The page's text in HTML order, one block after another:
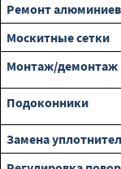
Ремонт
Москитные сетки
Монтаж/демонтаж
Подоконники
Замена